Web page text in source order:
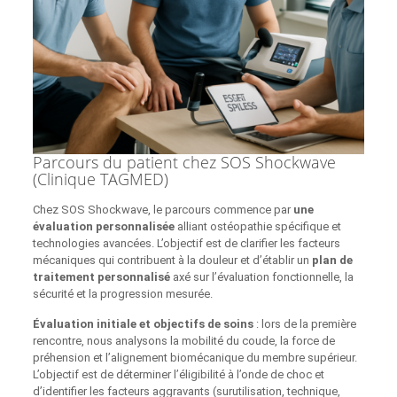
Parcours du patient chez SOS Shockwave
(Clinique TAGMED)
Chez SOS Shockwave, le parcours commence par une
évaluation personnaliséealliant ostéopathie spécifique et
technologies avancées. L’objectif est de clarifier les facteurs
mécaniques qui contribuent à la douleur et d’établir un plan de
traitement personnaliséaxé sur l’évaluation fonctionnelle, la
sécurité et la progression mesurée.
Évaluation initiale et objectifs de soins: lors de la première
rencontre, nous analysons la mobilité du coude, la force de
préhension et l’alignement biomécanique du membre supérieur.
L’objectif est de déterminer l’éligibilité à l’onde de choc et
d’identifier les facteurs aggravants (surutilisation, technique,